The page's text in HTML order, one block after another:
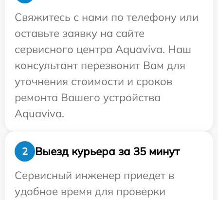
Свяжитесь с нами по телефону или
оставьте заявку на сайте
сервисного центра Aquaviva. Наш
консультант перезвонит Вам для
уточнения стоимости и сроков
ремонта Вашего устройства
Aquaviva.
2
Выезд курьера за 35 минут
Сервисный инженер приедет в
удобное время для проверки